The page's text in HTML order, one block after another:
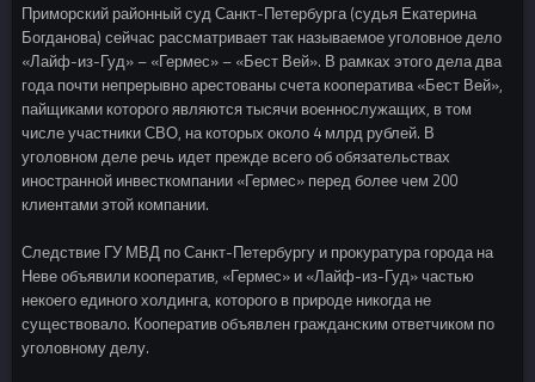
Приморский районный суд Санкт-Петербурга (судья Екатерина
Богданова) сейчас рассматривает так называемое уголовное дело
«Лайф-из-Гуд» – «Гермес» – «Бест Вей». В рамках этого дела два
года почти непрерывно арестованы счета кооператива «Бест Вей»,
пайщиками которого являются тысячи военнослужащих, в том
числе участники СВО, на которых около 4 млрд рублей. В
уголовном деле речь идет прежде всего об обязательствах
иностранной инвесткомпании «Гермес» перед более чем 200
клиентами этой компании.
Следствие ГУ МВД по Санкт-Петербургу и прокуратура города на
Неве объявили кооператив, «Гермес» и «Лайф-из-Гуд» частью
некоего единого холдинга, которого в природе никогда не
существовало. Кооператив объявлен гражданским ответчиком по
уголовному делу.